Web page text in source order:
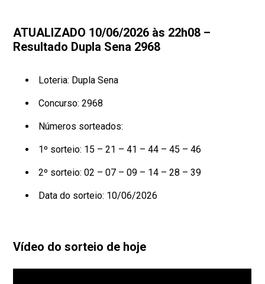
ATUALIZADO 10/06/2026 às 22h08 –
Resultado Dupla Sena 2968
Loteria: Dupla Sena
Concurso: 2968
Números sorteados:
1º sorteio: 15 – 21 – 41 – 44 – 45 – 46
2º sorteio: 02 – 07 – 09 – 14 – 28 – 39
Data do sorteio: 10/06/2026
Vídeo do sorteio de hoje